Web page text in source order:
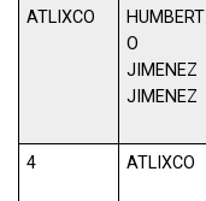
ATLIXCO
HUMBERT
O
JIMENEZ
JIMENEZ
4 ATLIXCO